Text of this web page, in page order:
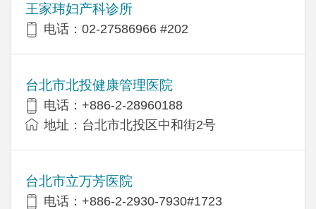
王家玮妇产科诊所
电话：02-27586966 #202
台北市北投健康管理医院
电话：+886-2-28960188
地址：台北市北投区中和街2号
台北市立万芳医院
电话：+886-2-2930-7930#1723